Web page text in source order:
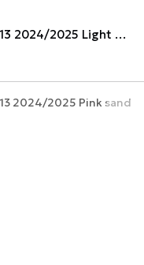
Чохол Proove Pillar Case iPad Air 13 2024/2025 Light Blue